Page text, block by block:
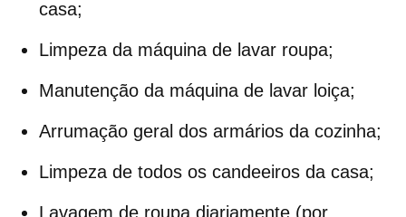
casa;
Limpeza da máquina de lavar roupa;
Manutenção da máquina de lavar loiça;
Arrumação geral dos armários da cozinha;
Limpeza de todos os candeeiros da casa;
Lavagem de roupa diariamente (por